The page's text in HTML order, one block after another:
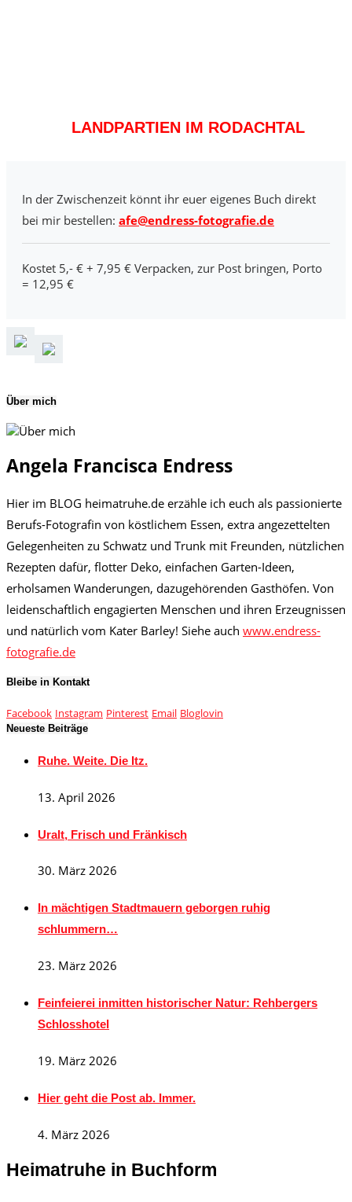
LANDPARTIEN IM RODACHTAL
In der Zwischenzeit könnt ihr euer eigenes Buch direkt
bei mir bestellen: afe@endress-fotografie.de
Kostet 5,- € + 7,95 € Verpacken, zur Post bringen, Porto
= 12,95 €
Über mich
Angela Francisca Endress
Hier im BLOG heimatruhe.de erzähle ich euch als passionierte
Berufs-Fotografin von köstlichem Essen, extra angezettelten
Gelegenheiten zu Schwatz und Trunk mit Freunden, nützlichen
Rezepten dafür, flotter Deko, einfachen Garten-Ideen,
erholsamen Wanderungen, dazugehörenden Gasthöfen. Von
leidenschaftlich engagierten Menschen und ihren Erzeugnissen
und natürlich vom Kater Barley! Siehe auch www.endress-
fotografie.de
Bleibe in Kontakt
Facebook Instagram Pinterest Email Bloglovin
Neueste Beiträge
Ruhe. Weite. Die Itz.
13. April 2026
Uralt, Frisch und Fränkisch
30. März 2026
In mächtigen Stadtmauern geborgen ruhig
schlummern…
23. März 2026
Feinfeierei inmitten historischer Natur: Rehbergers
Schlosshotel
19. März 2026
Hier geht die Post ab. Immer.
4. März 2026
Heimatruhe in Buchform